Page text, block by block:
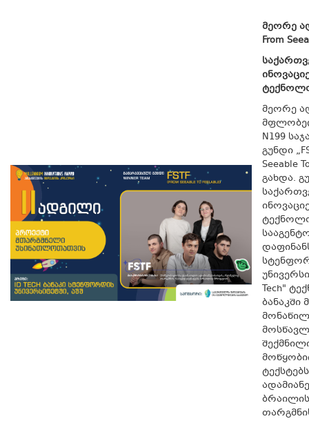
მეორე
From
მეორე
N199
გუნდი
Seeable
გახდა.
Tech"
ბანაკში